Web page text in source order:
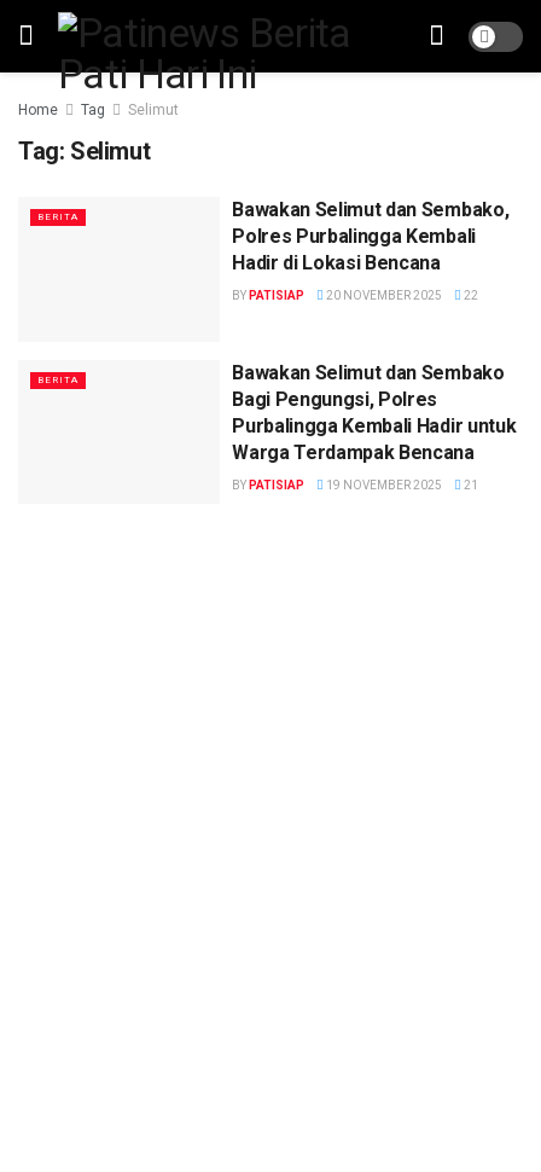
Home Tag Selimut
Tag: Selimut
BERITA
Bawakan Selimut dan Sembako,
Polres Purbalingga Kembali
Hadir di Lokasi Bencana
BY PATISIAP 20 NOVEMBER 2025 22
BERITA
Bawakan Selimut dan Sembako
Bagi Pengungsi, Polres
Purbalingga Kembali Hadir untuk
Warga Terdampak Bencana
BY PATISIAP 19 NOVEMBER 2025 21